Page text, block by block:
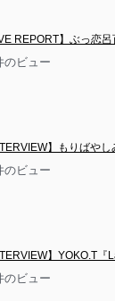
REPORT】ぶっ恋
のビュー
】もりばや
のビュー
】YOKO.T『
のビュー